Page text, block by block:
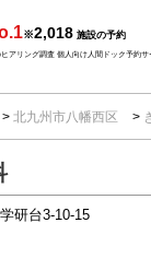
※2,018 施設の予約
アリング調査 個人向け人間ドック予約
北九州市八幡西区
研台3-10-15